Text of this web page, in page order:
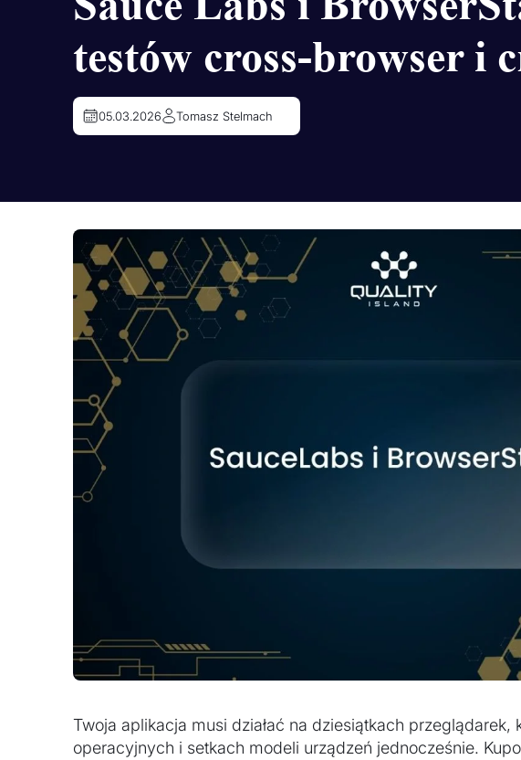
testów cross-browser i
05.03.2026 Tomasz Stelmach
Twoja aplikacja musi działać na dziesiątkach przeglądarek,
operacyjnych i setkach modeli urządzeń jednocześnie.